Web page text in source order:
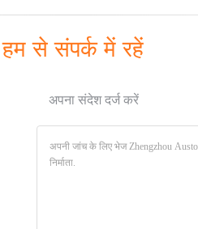
हम से संपर्क में रहें
अपना संदेश दर्ज करें